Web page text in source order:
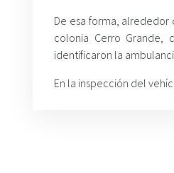
De esa forma,
colonia Cerro Grande,
identificaron la
En la inspección del